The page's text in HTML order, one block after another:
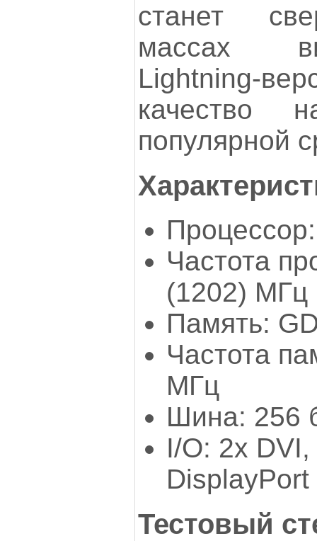
станет
массах
Lightning-
качество
популярной
Частота
(1202) МГц
Память:
Частота
МГц
Шина: 256
I/O: 2х
DisplayPort
Тестовый